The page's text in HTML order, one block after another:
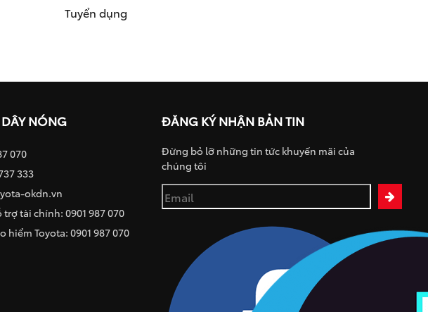
Tuyển dụng
NÓNG
070
333
okdn.vn
tài chính: 0901 987 070
hiểm Toyota: 0901 987 070
ĐĂNG KÝ NHẬN BẢN TIN
Đừng bỏ lỡ những tin tức khuyến mãi của
chúng tôi